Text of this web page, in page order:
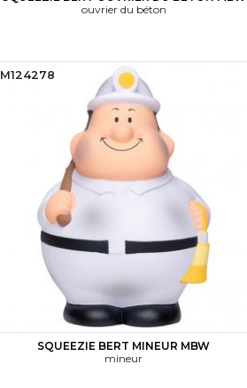
ouvrier du béton
SQUEEZIE BERT MINEUR MBW
mineur
M124278